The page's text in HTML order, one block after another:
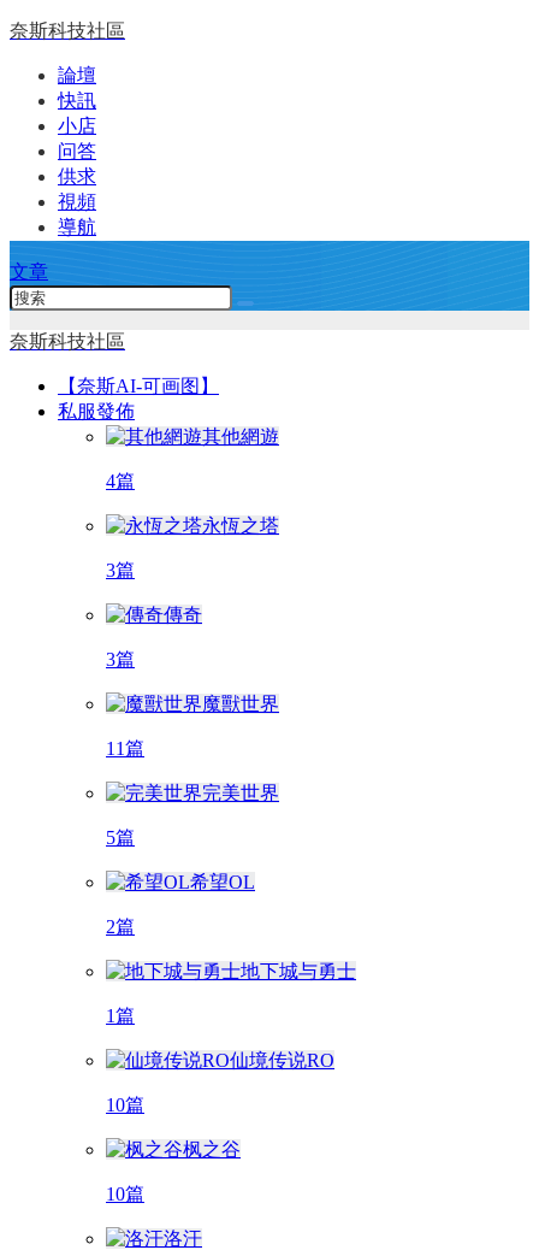
奈斯科技社區
論壇
快訊
小店
问答
供求
視頻
導航
文章
奈斯科技社區
【奈斯AI-可画图】
私服發佈
其他網遊
4篇
永恆之塔
3篇
傳奇
3篇
魔獸世界
11篇
完美世界
5篇
希望OL
2篇
地下城与勇士
1篇
仙境传说RO
10篇
枫之谷
10篇
洛汗